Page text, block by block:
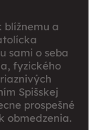
a
sami o seba
fyzického
Spišskej
prospešné
obmedzenia.